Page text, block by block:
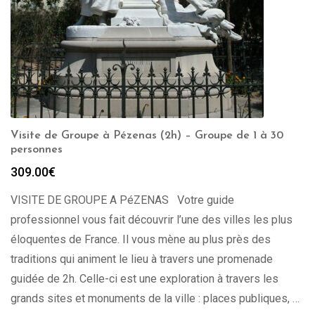
Visite de Groupe à Pézenas (2h) – Groupe de 1 à 30
personnes
309.00€
VISITE DE GROUPE A PéZENAS Votre guide
professionnel vous fait découvrir l’une des villes les plus
éloquentes de France. Il vous mène au plus près des
traditions qui animent le lieu à travers une promenade
guidée de 2h. Celle-ci est une exploration à travers les
grands sites et monuments de la ville : places publiques, …